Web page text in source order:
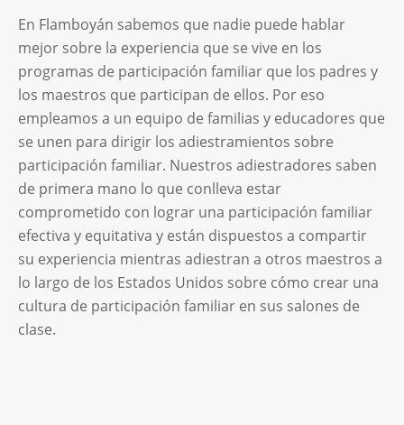
En Flamboyán sabemos que nadie puede hablar
mejor sobre la experiencia que se vive en los
programas de participación familiar que los padres y
los maestros que participan de ellos. Por eso
empleamos a un equipo de familias y educadores que
se unen para dirigir los adiestramientos sobre
participación familiar. Nuestros adiestradores saben
de primera mano lo que conlleva estar
comprometido con lograr una participación familiar
efectiva y equitativa y están dispuestos a compartir
su experiencia mientras adiestran a otros maestros a
lo largo de los Estados Unidos sobre cómo crear una
cultura de participación familiar en sus salones de
clase.